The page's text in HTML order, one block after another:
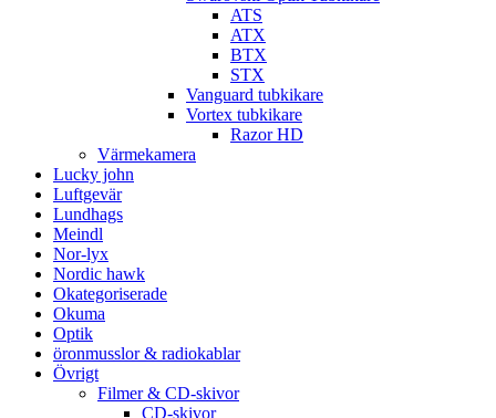
ATS
ATX
BTX
STX
Vanguard tubkikare
Vortex tubkikare
Razor HD
Värmekamera
Lucky john
Luftgevär
Lundhags
Meindl
Nor-lyx
Nordic hawk
Okategoriserade
Okuma
Optik
öronmusslor & radiokablar
Övrigt
Filmer & CD-skivor
CD-skivor